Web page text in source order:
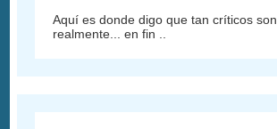
Aquí es donde digo que tan críticos son
realmente... en fin ..